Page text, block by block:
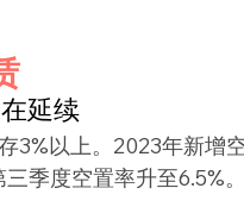
延续
3%以上。2023年新增
季度空置率升至6.5%